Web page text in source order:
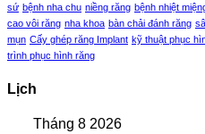
sứ bệnh nha chu niềng răng bệnh nhiệt
cao vôi răng nha khoa bàn chải đánh răng
mụn Cấy ghép răng Implant kỹ thuật phục
trình phục hình răng
Lịch
Tháng 8 2026